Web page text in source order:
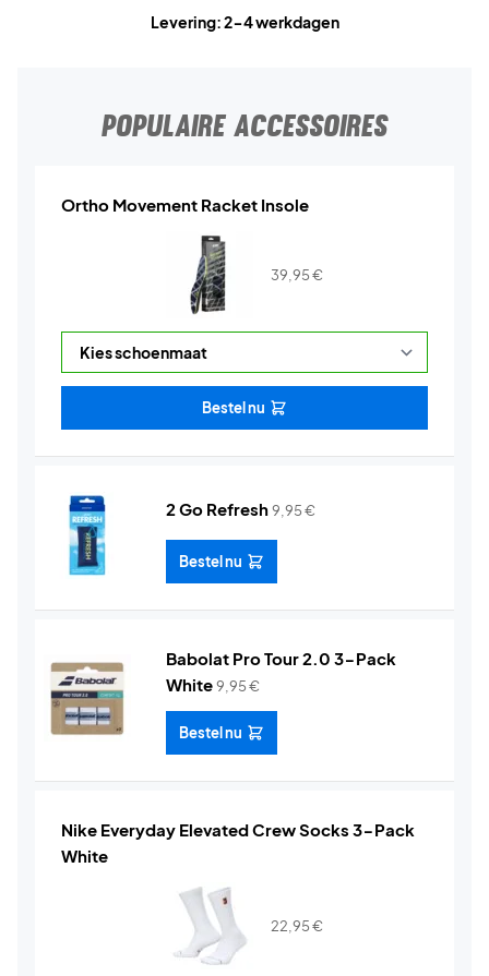
Levering: 2-4 werkdagen
POPULAIRE ACCESSOIRES
Ortho Movement Racket Insole
39,95€
Bestel nu
2 Go Refresh9,95€
Bestel nu
Babolat Pro Tour 2.0 3-Pack
White9,95€
Bestel nu
Nike Everyday Elevated Crew Socks 3-Pack
White
22,95€